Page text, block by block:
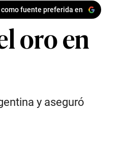
fuente preferida en
oro en
y aseguró